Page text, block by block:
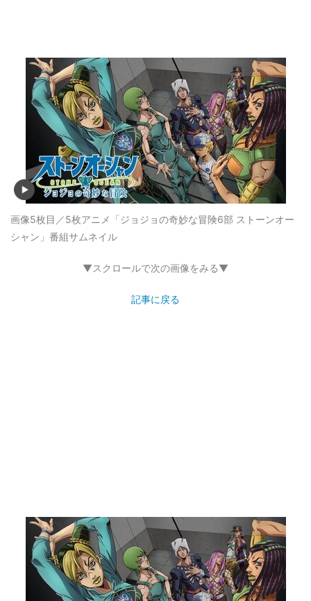
画像5枚目／5枚アニメ「ジョジョの奇妙な冒険6部 ストーンオー
シャン」番組サムネイル
▼スクロールで次の画像をみる▼
記事に戻る